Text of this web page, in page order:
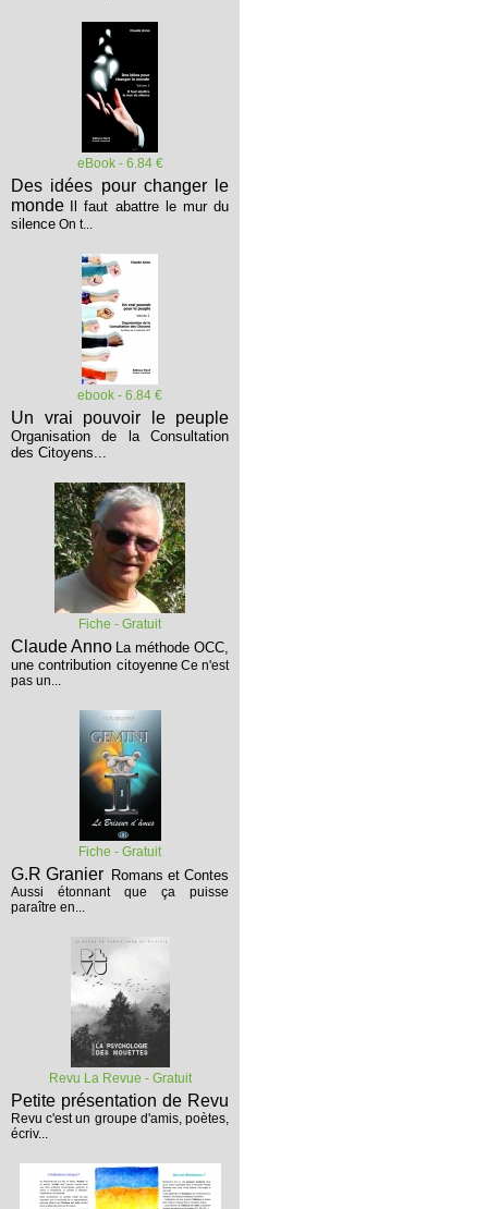
eBook - 6.84 €
Des idées pour changer le
monde
Il faut abattre le mur du
silence On t...
ebook - 6.84 €
Un vrai pouvoir le peuple
Organisation de la Consultation
des Citoyens...
Fiche - Gratuit
Claude Anno La méthode OCC,
une contribution citoyenne Ce n'est
pas un...
Fiche - Gratuit
G.R Granier Romans et Contes
Aussi étonnant que ça puisse
paraître en...
Revu La Revue - Gratuit
Petite présentation de Revu
Revu c'est un groupe d'amis, poètes,
écriv...